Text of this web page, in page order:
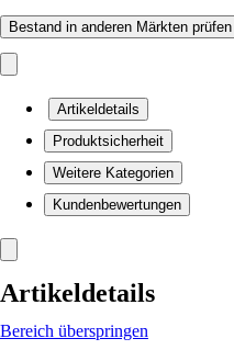
Bestand in anderen Märkten prüfen
Artikeldetails
Produktsicherheit
Weitere Kategorien
Kundenbewertungen
Artikeldetails
Bereich überspringen